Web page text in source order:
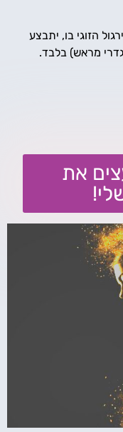
הזוגי בו, יתבצע
מראש) בלבד.
את